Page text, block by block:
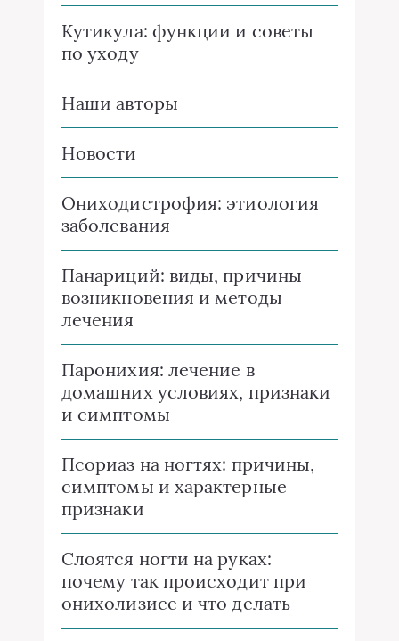
Кутикула: функции и советы
по уходу
Наши авторы
Новости
Ониходистрофия: этиология
заболевания
Панариций: виды, причины
возникновения и методы
лечения
Паронихия: лечение в
домашних условиях, признаки
и симптомы
Псориаз на ногтях: причины,
симптомы и характерные
признаки
Слоятся ногти на руках:
почему так происходит при
онихолизисе и что делать